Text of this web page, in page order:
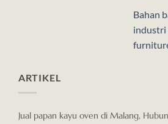
Bahan
industri
ARTIKEL
Jual papan kayu oven di Malang,